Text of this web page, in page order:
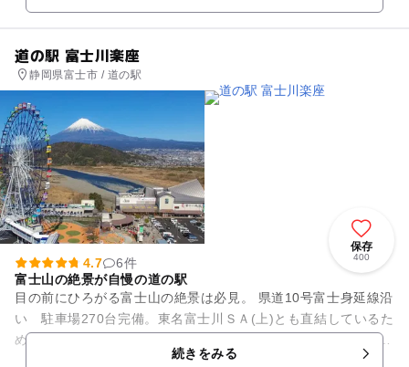
道の駅 富士川楽座
静岡県富士市 / 道の駅
保存
400
4.7
6件
富士山の絶景が自慢の道の駅
目の前にひろがる富士山の絶景は必見。 県道10号富士身延線沿
い 駐車場270台完備。東名富士川ＳＡ(上)とも直結しているた
めアクセス抜群。 新鮮な魚介類を中心に、和洋中とメニューが
続きをみる